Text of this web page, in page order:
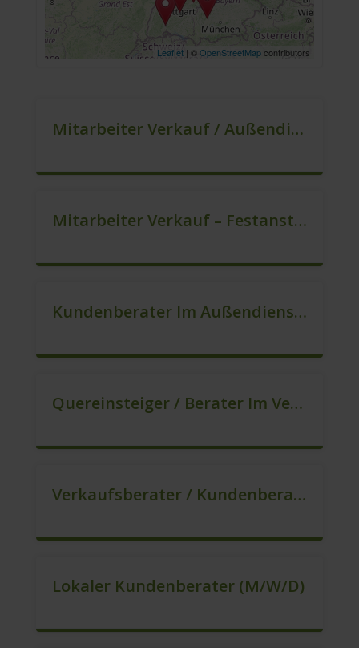
Leaflet | ©OpenStreetMapcontributors
Mitarbeiter Verkauf / Außendienst (m/w/d)
Mitarbeiter Verkauf – Festanstellung (m/w/d)
Kundenberater Im Außendienst – Direktvertrieb (m/w/d)
Quereinsteiger / Berater Im Vertrieb In VZ/TZ (m/w/d)
Verkaufsberater / Kundenberater – Ab Sofort (m/w/d)
Lokaler Kundenberater (m/w/d)